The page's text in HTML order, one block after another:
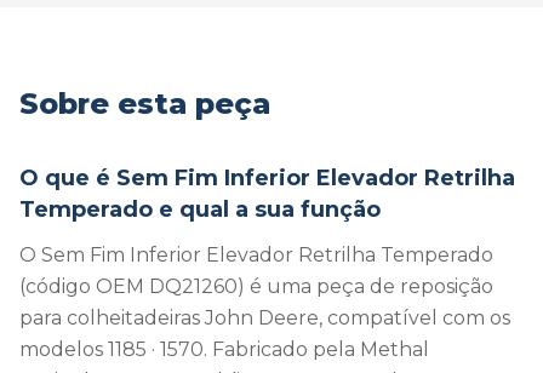
Sobre esta peça
O que é Sem Fim Inferior Elevador Retrilha
Temperado e qual a sua função
O Sem Fim Inferior Elevador Retrilha Temperado
(código OEM DQ21260) é uma peça de reposição
para colheitadeiras John Deere, compatível com os
modelos 1185 · 1570. Fabricado pela Methal